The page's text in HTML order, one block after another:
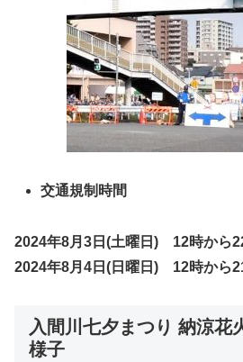
交通規制時間
2024年8月3日 (土曜日) 12時から
2024年8月4日 (日曜日) 12時から
入間川七夕まつり 納涼花
様子